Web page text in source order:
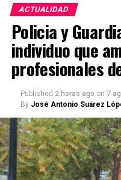
ACTUALIDAD
Policia y
individuo que
profesionales
Published 2 horas ago on 7
By José Antonio Suárez